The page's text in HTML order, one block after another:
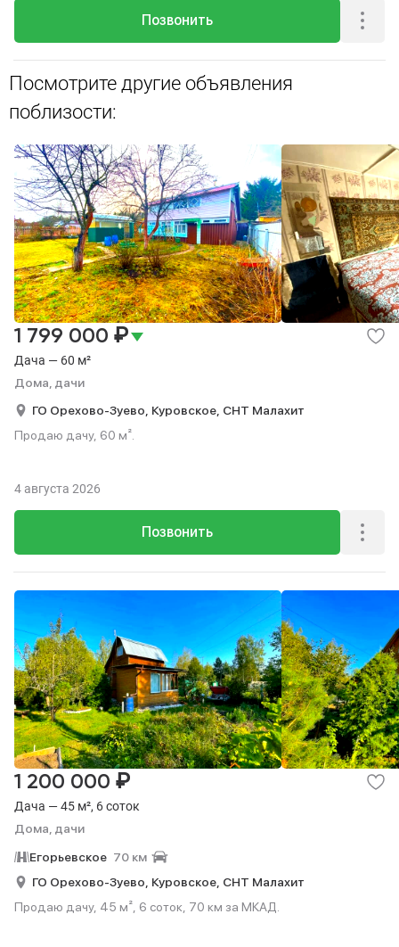
Позвонить
Посмотрите другие объявления
поблизости:
Дача — 60 м²
Дома, дачи
1 799 000 ₽
ГО Орехово-Зуево, Куровское, СНТ Малахит
Продаю дачу, 60 м².
Позвонить
4 августа 2026
Дача — 45 м², 6 соток
Дома, дачи
1 200 000 ₽
Егорьевское 70 км
ГО Орехово-Зуево, Куровское, СНТ Малахит
Продаю дачу, 45 м², 6 соток, 70 км за МКАД.